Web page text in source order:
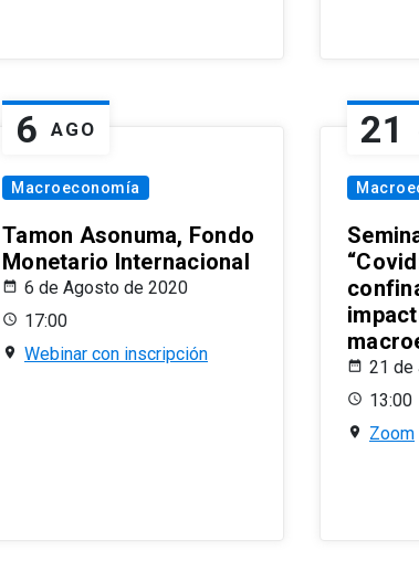
6 AGO
Macroeconomía
Tamon Asonuma, Fondo
Monetario Internacional
6 de Agosto de 2020
17:00
Webinar con inscripción
21
21 de
13:00
Zoom